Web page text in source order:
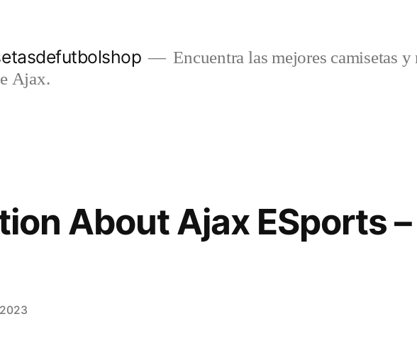
Encuentra las mejores camisetas y
Ajax.
About Ajax ESports –